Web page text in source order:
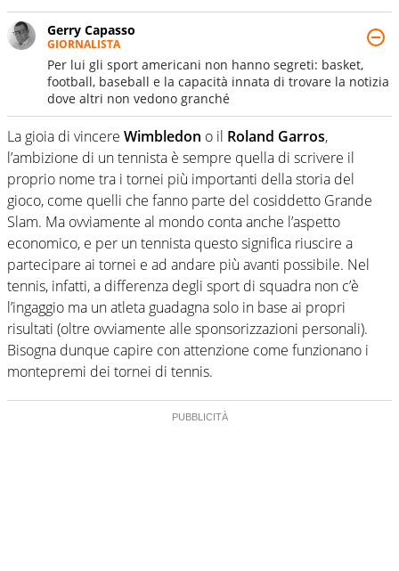
Gerry Capasso
GIORNALISTA
Per lui gli sport americani non hanno segreti: basket,
football, baseball e la capacità innata di trovare la notizia
dove altri non vedono granché
La gioia di vincere Wimbledon o il Roland Garros,
l’ambizione di un tennista è sempre quella di scrivere il
proprio nome tra i tornei più importanti della storia del
gioco, come quelli che fanno parte del cosiddetto Grande
Slam. Ma ovviamente al mondo conta anche l’aspetto
economico, e per un tennista questo significa riuscire a
partecipare ai tornei e ad andare più avanti possibile. Nel
tennis, infatti, a differenza degli sport di squadra non c’è
l’ingaggio ma un atleta guadagna solo in base ai propri
risultati (oltre ovviamente alle sponsorizzazioni personali).
Bisogna dunque capire con attenzione come funzionano i
montepremi dei tornei di tennis.